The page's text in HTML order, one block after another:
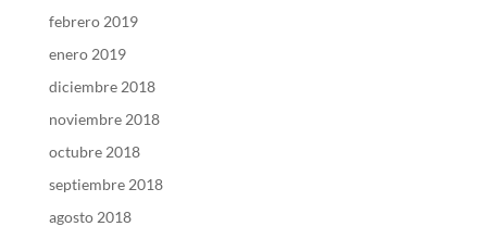
febrero 2019
enero 2019
diciembre 2018
noviembre 2018
octubre 2018
septiembre 2018
agosto 2018